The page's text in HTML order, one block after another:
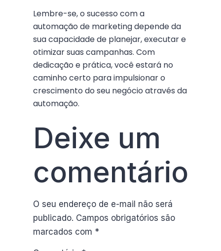
Lembre-se, o sucesso com a
automação de marketing depende da
sua capacidade de planejar, executar e
otimizar suas campanhas. Com
dedicação e prática, você estará no
caminho certo para impulsionar o
crescimento do seu negócio através da
automação.
Deixe um
comentário
O seu endereço de e-mail não será
publicado. Campos obrigatórios são
marcados com *